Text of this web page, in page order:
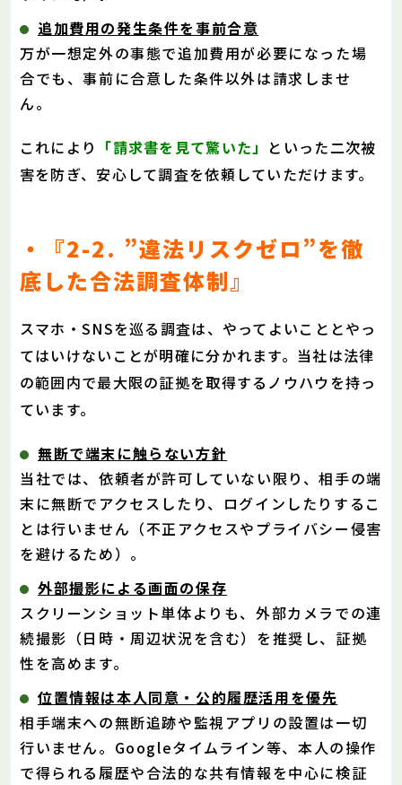
追加費用の発生条件を事前合意
万が一想定外の事態で追加費用が必要になった場
合でも、事前に合意した条件以外は請求しませ
ん。
これにより 「請求書を見て驚いた」 といった二次被
害を防ぎ、安心して調査を依頼していただけます。
・『2-2. ”違法リスクゼロ”を徹
底した合法調査体制』
スマホ・SNSを巡る調査は、やってよいこととやっ
てはいけないことが明確に分かれます。当社は法律
の範囲内で最大限の証拠を取得するノウハウを持っ
ています。
無断で端末に触らない方針
当社では、依頼者が許可していない限り、相手の端
末に無断でアクセスしたり、ログインしたりするこ
とは行いません（不正アクセスやプライバシー侵害
を避けるため）。
外部撮影による画面の保存
スクリーンショット単体よりも、外部カメラでの連
続撮影（日時・周辺状況を含む）を推奨し、証拠
性を高めます。
位置情報は本人同意・公的履歴活用を優先
相手端末への無断追跡や監視アプリの設置は一切
行いません。Googleタイムライン等、本人の操作
で得られる履歴や合法的な共有情報を中心に検証